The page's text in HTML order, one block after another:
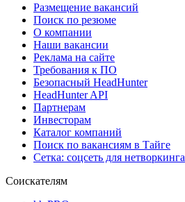
Размещение вакансий
Поиск по резюме
О компании
Наши вакансии
Реклама на сайте
Требования к ПО
Безопасный HeadHunter
HeadHunter API
Партнерам
Инвесторам
Каталог компаний
Поиск по вакансиям в Тайге
Сетка: соцсеть для нетворкинга
Соискателям